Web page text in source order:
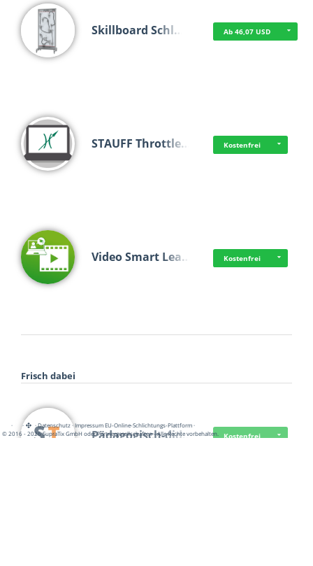
Skillboard Schl… Ab 46,07 USD
STAUFF Throttle… Kostenfrei
Video Smart Lea… Kostenfrei
Frisch dabei
Pädagogisch-did… Kostenfrei
· · ·Datenschutz·Impressum EU-Online-Schlichtungs-Plattform·
© 2016 - 2026 SupraTix GmbH oder Partnergesellschaften - Alle Rechte vorbehalten.